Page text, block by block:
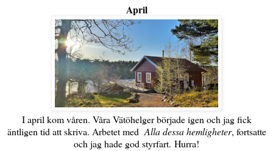
April
I april kom våren. Våra Vätöhelger började igen och jag fick
äntligen tid att skriva. Arbetet med Alla dessa hemligheter, fortsatte
och jag hade god styrfart. Hurra!